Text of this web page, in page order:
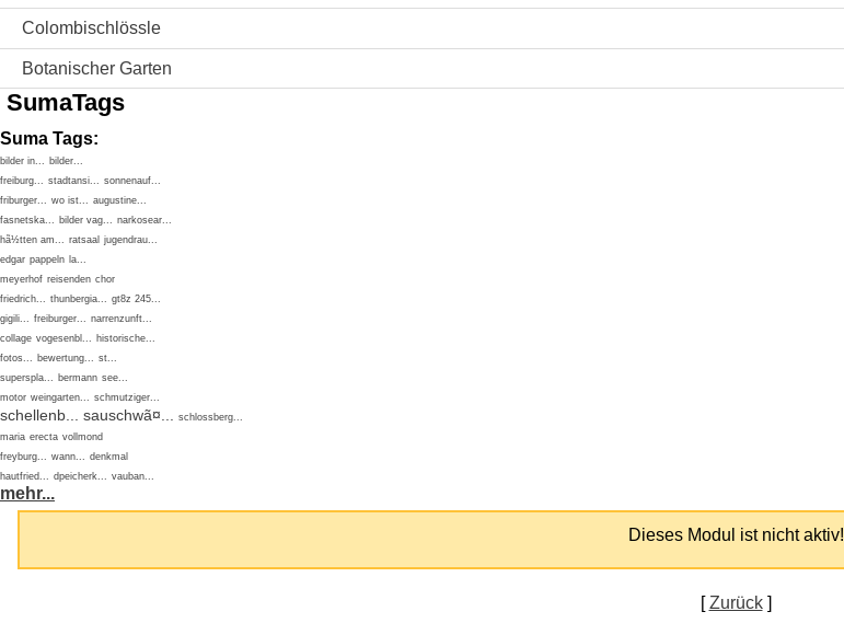
Colombischlössle
Botanischer Garten
SumaTags
Suma Tags:
bilder in... bilder...
freiburg... stadtansi... sonnenauf...
friburger... wo ist... augustine...
fasnetska... bilder vag... narkosear...
hã½tten am... ratsaal jugendrau...
edgar pappeln la...
meyerhof reisenden chor
friedrich... thunbergia... gt8z 245...
gigili... freiburger... narrenzunft...
collage vogesenbl... historische...
fotos... bewertung... st...
superspla... bermann see...
motor weingarten... schmutziger...
schellenb... sauschwã¤...
schlossberg...
maria erecta vollmond
freyburg... wann... denkmal
hautfried... dpeicherk... vauban...
mehr...
Dieses Modul ist nicht aktiv!
Zurück]